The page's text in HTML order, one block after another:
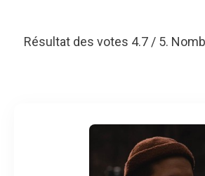
Résultat des votes 4.7 / 5.